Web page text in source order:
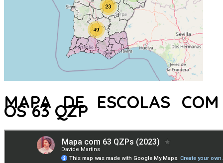
MAPA DE ESCOLAS COM
OS 63 QZP